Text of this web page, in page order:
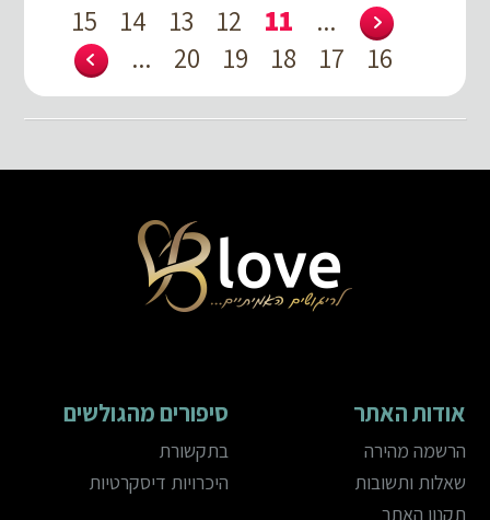
...
11
12
13
14
15
16
17
18
19
20
...
אודות האתר
הרשמה מהירה
שאלות ותשובות
תקנון האתר
סיפורים מהגולשים
בתקשורת
היכרויות דיסקרטיות